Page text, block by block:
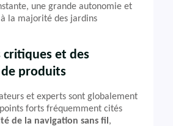
une grande autonomie et
la majorité des jardins
critiques et des
produits
et experts sont globalement
forts fréquemment cités
de la navigation sans fil ,